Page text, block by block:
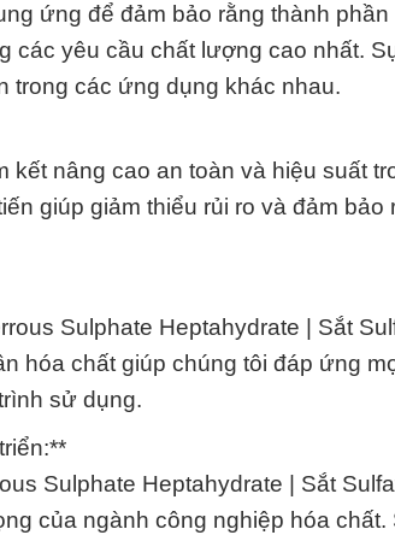
ứng để đảm bảo rằng thành
các yêu cầu chất lượng cao nhất.
trong các ứng dụng khác nhau.
nâng cao an toàn và hiệu suất
giúp giảm thiểu rủi ro và đảm bảo
Sulphate Heptahydrate | Sắt
hóa chất giúp chúng tôi đáp ứng
sử dụng.
Sulphate Heptahydrate | Sắt
của ngành công nghiệp hóa